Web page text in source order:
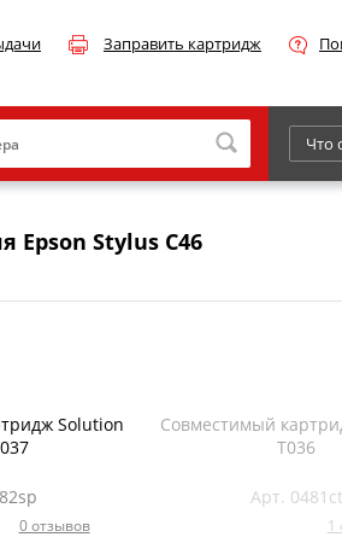
Заправить картридж
Kyocera
Для
Что
Epson Stylus C46
Solution
0 отзывов
Совместимый
T036
Арт. 0481ct
1